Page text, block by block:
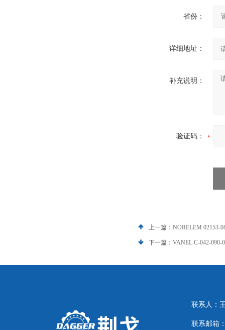
省份：
详细地址：
补充说明：
验证码：
上一篇： NORELEM 02153-
下一篇： VANEL C-042-
联系人：
联系邮箱